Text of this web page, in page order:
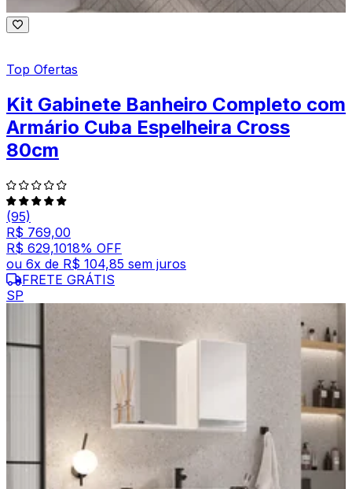
Top Ofertas
Kit Gabinete Banheiro Completo com
Armário Cuba Espelheira Cross
80cm
(95)
R$ 769,00
R$ 629,1018% OFF
ou 6x de R$ 104,85 sem juros
FRETE GRÁTIS
SP